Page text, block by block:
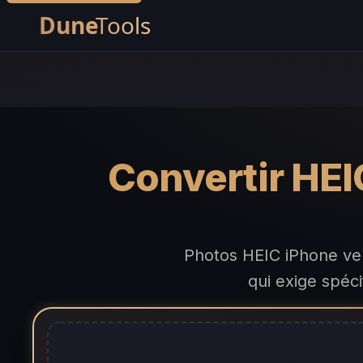
Convertir
Photos HEIC iPhone
qui exige